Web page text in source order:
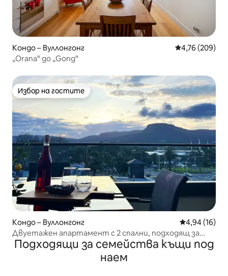
Кондо – Вуллонгонг Средна
4,76 (209)
„Orana“ до „Gong“
Избор на гостите
Избор на гостите
Кондо – Вуллонгонг Средна
4,94 (16)
Двуетажен апартамент с 2 спални, подходящ за
кучета
Подходящи за семейства къщи под
наем